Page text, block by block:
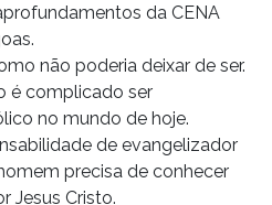
da CENA
não poderia deixar de ser.
é complicado ser
no mundo de hoje.
de evangelizador
precisa de conhecer
Jesus Cristo.